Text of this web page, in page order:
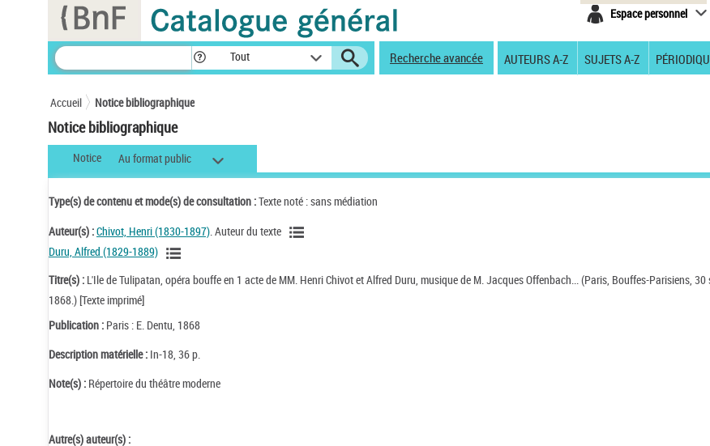
Espace personnel
Tout Recherche avancée AUTEURS A-Z SUJETS A-Z
Accueil Notice bibliographique
Notice bibliographique
Notice Au format public
Type(s) de contenu et mode(s) de consultation :Texte noté : sans médiation
Auteur(s) :Chivot, Henri (1830-1897) . Auteur du texte
Duru, Alfred (1829-1889)
Titre(s) : L'Ile de Tulipatan, opéra bouffe en 1 acte de MM. Henri Chivot et Alfred Duru, musique de M. Jacques Offenbach... (Paris, Bouffes-Parisiens, 30
1868.) [Texte imprimé]
Publication : Paris : E. Dentu, 1868
Description matérielle : In-18, 36 p.
Note(s) : Répertoire du théâtre moderne
Autre(s) auteur(s) :
Panneau de gestion des cookies